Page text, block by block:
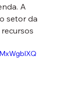
A
setor da